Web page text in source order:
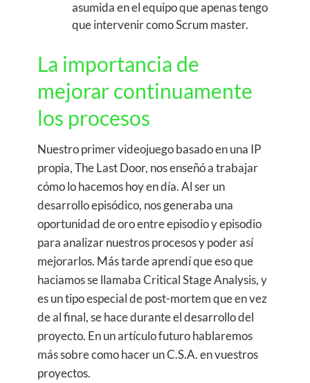
asumida en el equipo que apenas tengo
que intervenir como Scrum master.
La importancia de
mejorar continuamente
los procesos
Nuestro primer videojuego basado en una IP
propia, The Last Door, nos enseñó a trabajar
cómo lo hacemos hoy en día. Al ser un
desarrollo episódico, nos generaba una
oportunidad de oro entre episodio y episodio
para analizar nuestros procesos y poder así
mejorarlos. Más tarde aprendí que eso que
haciamos se llamaba Critical Stage Analysis, y
es un tipo especial de post-mortem que en vez
de al final, se hace durante el desarrollo del
proyecto. En un artículo futuro hablaremos
más sobre como hacer un C.S.A. en vuestros
proyectos.